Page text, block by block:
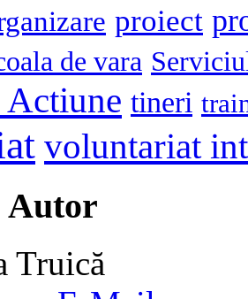
proiect
de vara
tineri
voluntariat
Autor
Truică